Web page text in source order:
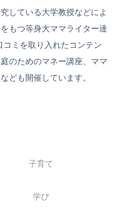
している大学教授などによ
もつ等身大ママライター達
ミを取り入れたコンテン
のためのマネー講座、ママ
ども開催しています。
子育て
学び